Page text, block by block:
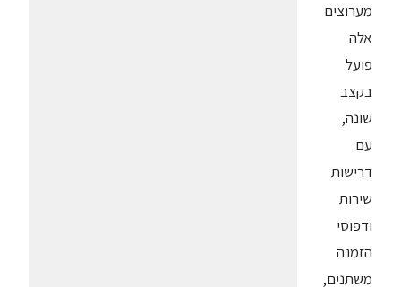
מערוצים
אלה
פועל
בקצב
שונה,
עם
דרישות
שירות
ודפוסי
הזמנה
משתנים,